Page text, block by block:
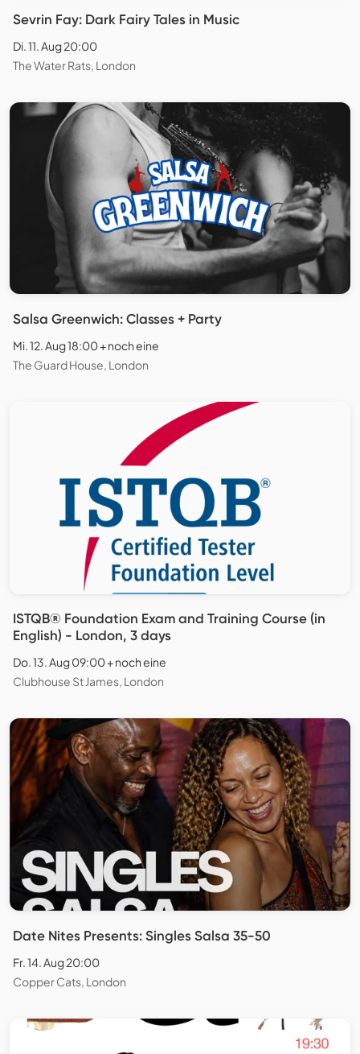
Sevrin Fay: Dark Fairy Tales in Music
Di. 11. Aug 20:00
The Water Rats, London
Salsa Greenwich: Classes + Party
Mi. 12. Aug 18:00 + noch eine
The Guard House, London
ISTQB® Foundation Exam and Training Course (in
English) - London, 3 days
Do. 13. Aug 09:00 + noch eine
Clubhouse St James, London
Date Nites Presents: Singles Salsa 35-50
Fr. 14. Aug 20:00
Copper Cats, London